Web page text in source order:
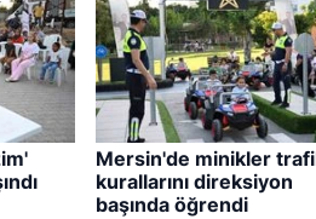
Mersin'de minikler
kurallarını direksiyon
başında öğrendi